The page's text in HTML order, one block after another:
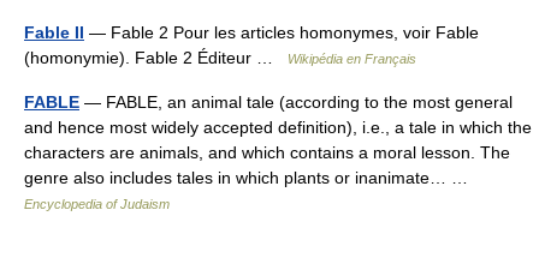
Fable II — Fable 2 Pour les articles homonymes, voir Fable
(homonymie). Fable 2 Éditeur …
Wikipédia en Français
FABLE — FABLE, an animal tale (according to the most general
and hence most widely accepted definition), i.e., a tale in which the
characters are animals, and which contains a moral lesson. The
genre also includes tales in which plants or inanimate… …
Encyclopedia of Judaism